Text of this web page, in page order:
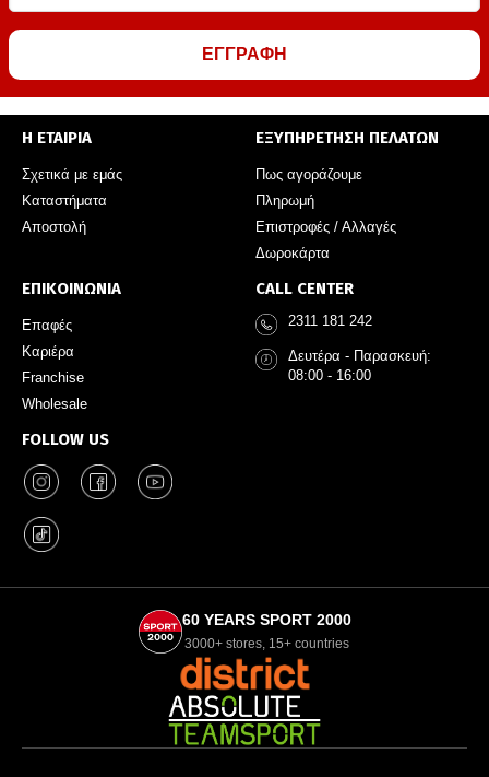
ΕΓΓΡΑΦΗ
Η ΕΤΑΙΡΙΑ
Σχετικά με εμάς
Καταστήματα
Αποστολή
ΕΞΥΠΗΡΕΤΗΣΗ ΠΕΛΑΤΩΝ
Πως αγοράζουμε
Πληρωμή
Επιστροφές / Αλλαγές
Δωροκάρτα
ΕΠΙΚΟΙΝΩΝΙΑ
Επαφές
Καριέρα
Franchise
Wholesale
FOLLOW US
CALL CENTER
2311 181 242
Δευτέρα - Παρασκευή:
08:00 - 16:00
60 YEARS SPORT 2000
3000+ stores, 15+ countries